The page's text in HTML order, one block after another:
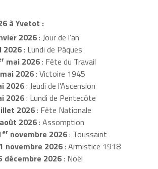
à Yvetot :
2026: Jour de l'an
2026: Lundi de Pâques
mai 2026: Fête du Travail
2026: Victoire 1945
2026: Jeudi de l'Ascension
2026: Lundi de Pentecôte
2026: Fête Nationale
2026: Assomption
er novembre 2026: Toussaint
novembre 2026: Armistice 1918
décembre 2026: Noël